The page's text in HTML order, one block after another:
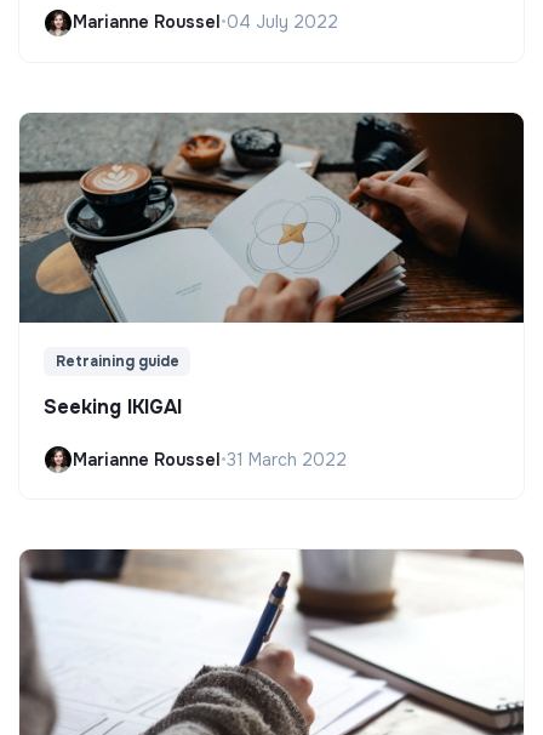
Marianne Roussel•04 July 2022
Retraining guide
Seeking IKIGAI
Marianne Roussel•31 March 2022